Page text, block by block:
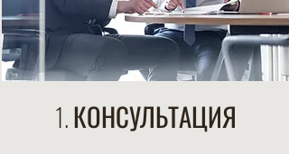
1. КОНСУЛЬТАЦИЯ